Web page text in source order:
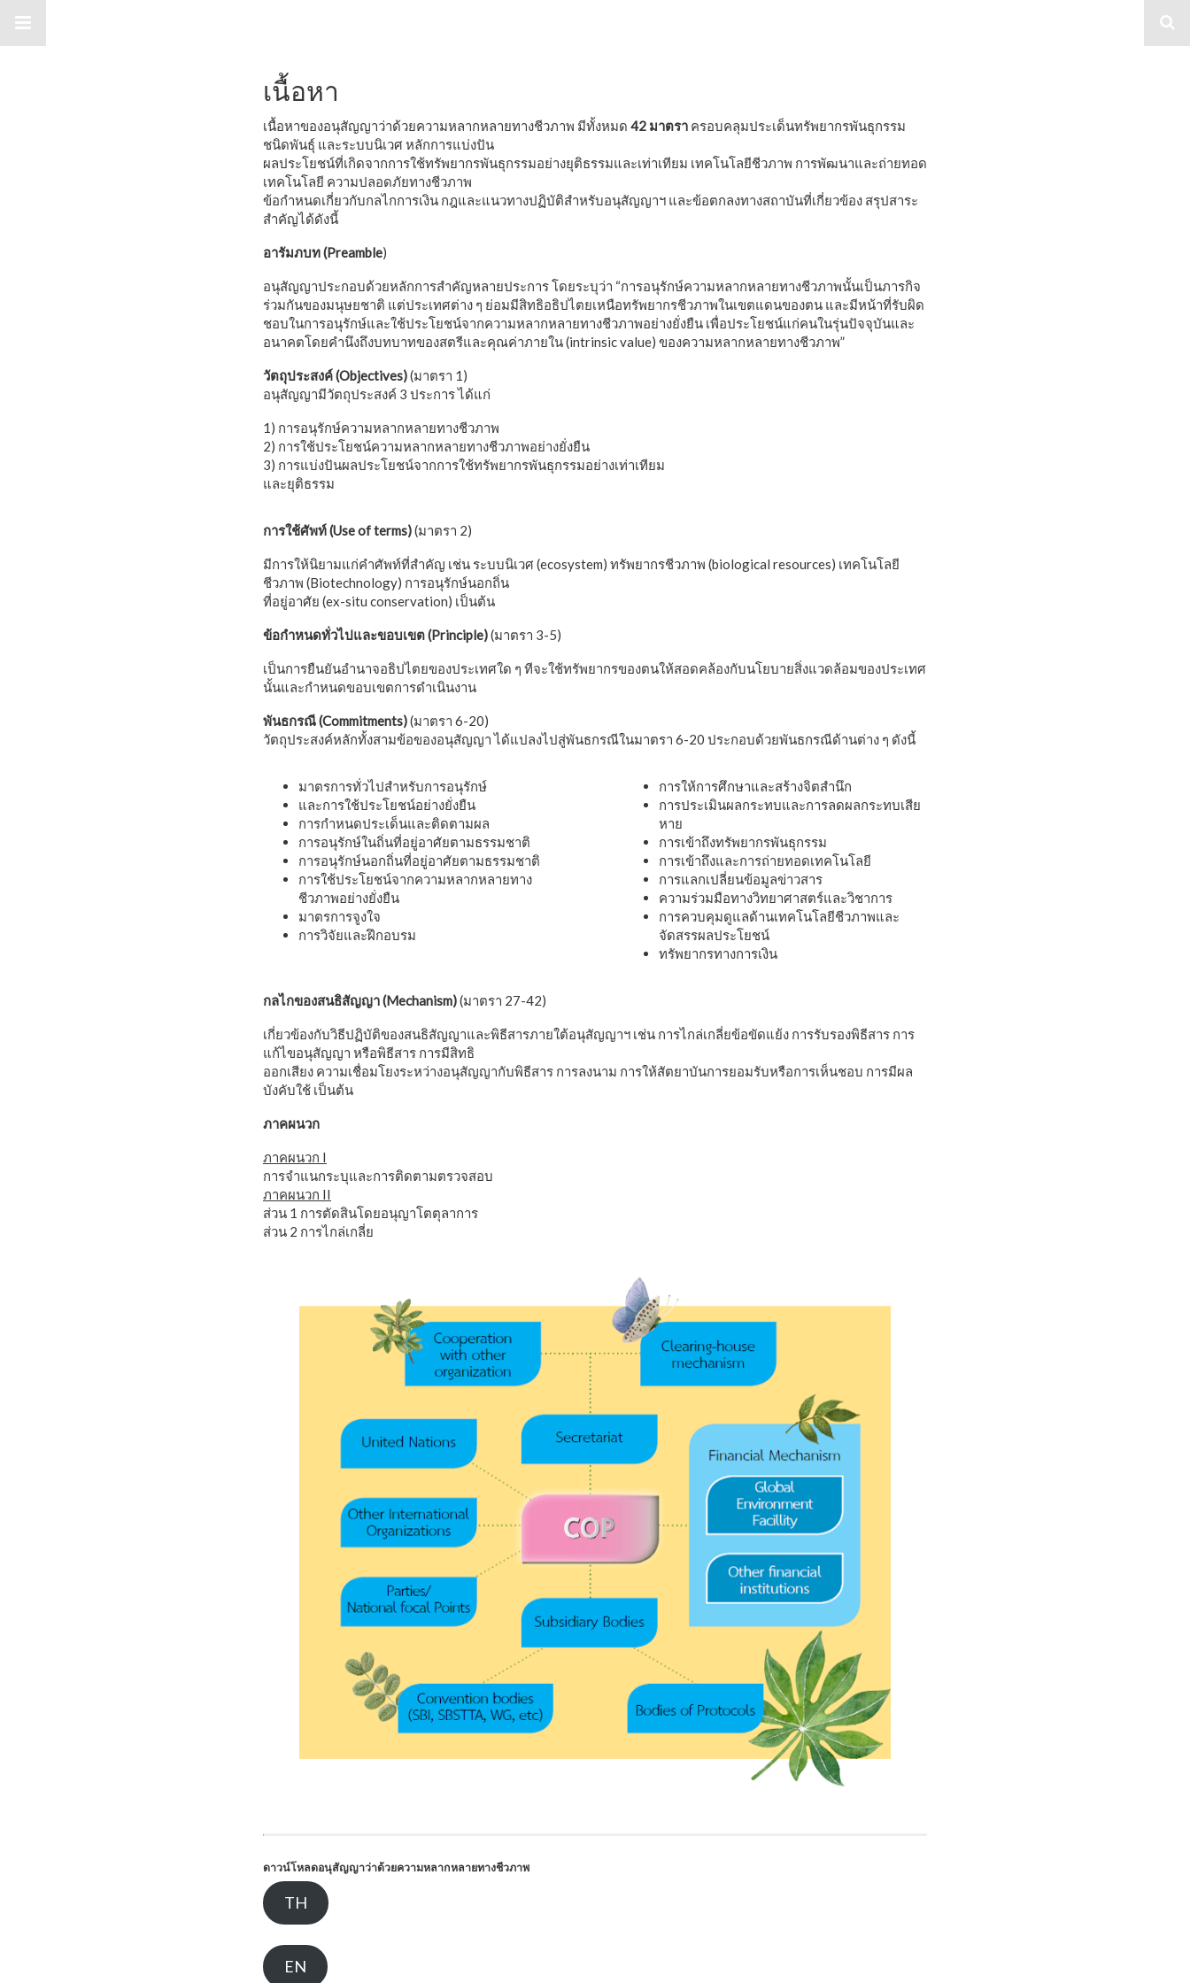
เนื้อหา
เนื้อหาของอนุสัญญาว่าด้วยความหลากหลายทางชีวภาพ มีทั้งหมด 42 มาตรา ครอบคลุมประเด็นทรัพยากรพันธุกรรม
ชนิดพันธุ์ และระบบนิเวศ หลักการแบ่งปัน
ผลประโยชน์ที่เกิดจากการใช้ทรัพยากรพันธุกรรมอย่างยุติธรรมและเท่าเทียม เทคโนโลยีชีวภาพ การพัฒนาและถ่ายทอด
เทคโนโลยี ความปลอดภัยทางชีวภาพ
ข้อกำหนดเกี่ยวกับกลไกการเงิน กฎและแนวทางปฏิบัติสำหรับอนุสัญญาฯ และข้อตกลงทางสถาบันที่เกี่ยวข้อง สรุปสาระ
สำคัญได้ดังนี้
อารัมภบท (Preamble)
อนุสัญญาประกอบด้วยหลักการสำคัญหลายประการ โดยระบุว่า “การอนุรักษ์ความหลากหลายทางชีวภาพนั้นเป็นภารกิจ
ร่วมกันของมนุษยชาติ แต่ประเทศต่าง ๆ ย่อมมีสิทธิอธิปไตยเหนือทรัพยากรชีวภาพในเขตแดนของตน และมีหน้าที่รับผิด
ชอบในการอนุรักษ์และใช้ประโยชน์จากความหลากหลายทางชีวภาพอย่างยั่งยืน เพื่อประโยชน์แก่คนในรุ่นปัจจุบันและ
อนาคตโดยคำนึงถึงบทบาทของสตรีและคุณค่าภายใน (intrinsic value) ของความหลากหลายทางชีวภาพ”
วัตถุประสงค์ (Objectives)(มาตรา 1)
อนุสัญญามีวัตถุประสงค์ 3 ประการ ได้แก่
1) การอนุรักษ์ความหลากหลายทางชีวภาพ
2) การใช้ประโยชน์ความหลากหลายทางชีวภาพอย่างยั่งยืน
3) การแบ่งปันผลประโยชน์จากการใช้ทรัพยากรพันธุกรรมอย่างเท่าเทียม
และยุติธรรม
การใช้ศัพท์ (Use of terms)(มาตรา 2)
มีการให้นิยามแก่คำศัพท์ที่สำคัญ เช่น ระบบนิเวศ (ecosystem) ทรัพยากรชีวภาพ (biological resources) เทคโนโลยี
ชีวภาพ (Biotechnology) การอนุรักษ์นอกถิ่น
ที่อยู่อาศัย (ex-situ conservation) เป็นต้น
ข้อกำหนดทั่วไปและขอบเขต (Principle)(มาตรา 3-5)
เป็นการยืนยันอำนาจอธิปไตยของประเทศใด ๆ ทีจะใช้ทรัพยากรของตนให้สอดคล้องกับนโยบายสิ่งแวดล้อมของประเทศ
นั้นและกำหนดขอบเขตการดำเนินงาน
พันธกรณี (Commitments)(มาตรา 6-20)
วัตถุประสงค์หลักทั้งสามข้อของอนุสัญญา ได้แปลงไปสู่พันธกรณีในมาตรา 6-20 ประกอบด้วยพันธกรณีด้านต่าง ๆ ดังนี้
มาตรการทั่วไปสำหรับการอนุรักษ์
และการใช้ประโยชน์อย่างยั่งยืน
การกำหนดประเด็นและติดตามผล
การอนุรักษ์ในถิ่นที่อยู่อาศัยตามธรรมชาติ
การอนุรักษ์นอกถิ่นที่อยู่อาศัยตามธรรมชาติ
การใช้ประโยชน์จากความหลากหลายทาง
ชีวภาพอย่างยั่งยืน
มาตรการจูงใจ
การวิจัยและฝึกอบรม
การให้การศึกษาและสร้างจิตสำนึก
การประเมินผลกระทบและการลดผลกระทบเสีย
หาย
การเข้าถึงทรัพยากรพันธุกรรม
การเข้าถึงและการถ่ายทอดเทคโนโลยี
การแลกเปลี่ยนข้อมูลข่าวสาร
ความร่วมมือทางวิทยาศาสตร์และวิชาการ
การควบคุมดูแลด้านเทคโนโลยีชีวภาพและ
จัดสรรผลประโยชน์
ทรัพยากรทางการเงิน
กลไกของสนธิสัญญา (Mechanism)(มาตรา 27-42)
เกี่ยวข้องกับวิธีปฏิบัติของสนธิสัญญาและพิธีสารภายใต้อนุสัญญาฯ เช่น การไกล่เกลี่ยข้อขัดแย้ง การรับรองพิธีสาร การ
แก้ไขอนุสัญญา หรือพิธีสาร การมีสิทธิ
ออกเสียง ความเชื่อมโยงระหว่างอนุสัญญากับพิธีสาร การลงนาม การให้สัตยาบันการยอมรับหรือการเห็นชอบ การมีผล
บังคับใช้ เป็นต้น
ภาคผนวก
ภาคผนวก I
การจำแนกระบุและการติดตามตรวจสอบ
ภาคผนวก II
ส่วน 1 การตัดสินโดยอนุญาโตตุลาการ
ส่วน 2 การไกล่เกลี่ย
ดาวน์โหลดอนุสัญญาว่าด้วยความหลากหลายทางชีวภาพ
TH
EN